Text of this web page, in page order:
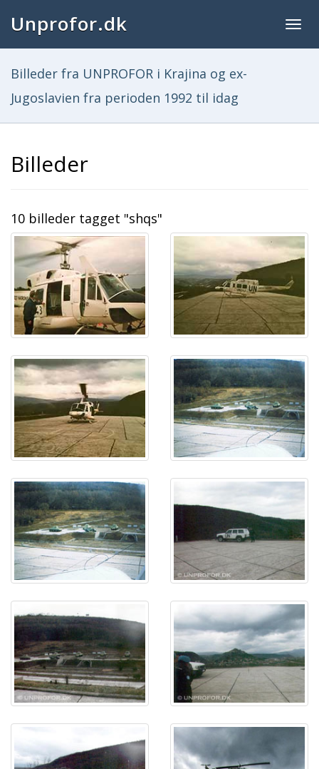
Unprofor.dk
Billeder fra UNPROFOR i Krajina og ex-
Jugoslavien fra perioden 1992 til idag
Billeder
10 billeder tagget "shqs"